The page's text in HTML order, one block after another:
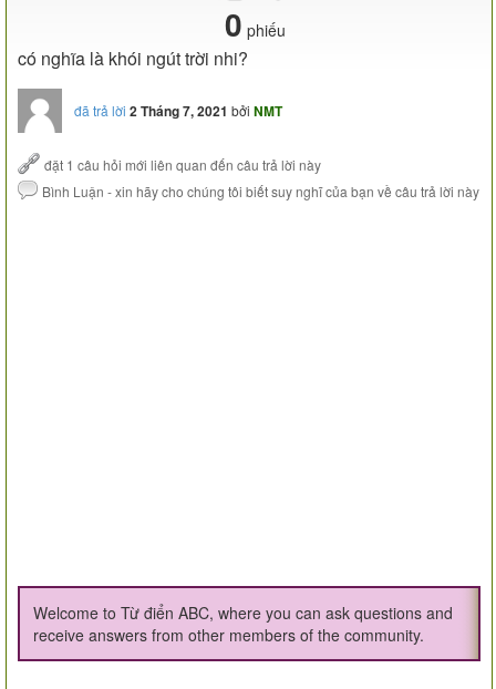
0 phiếu
có nghĩa là khói ngút trời nhi?
đã trả lời 2 Tháng 7, 2021 bởi NMT
Welcome to Từ điển ABC, where you can ask questions and
receive answers from other members of the community.